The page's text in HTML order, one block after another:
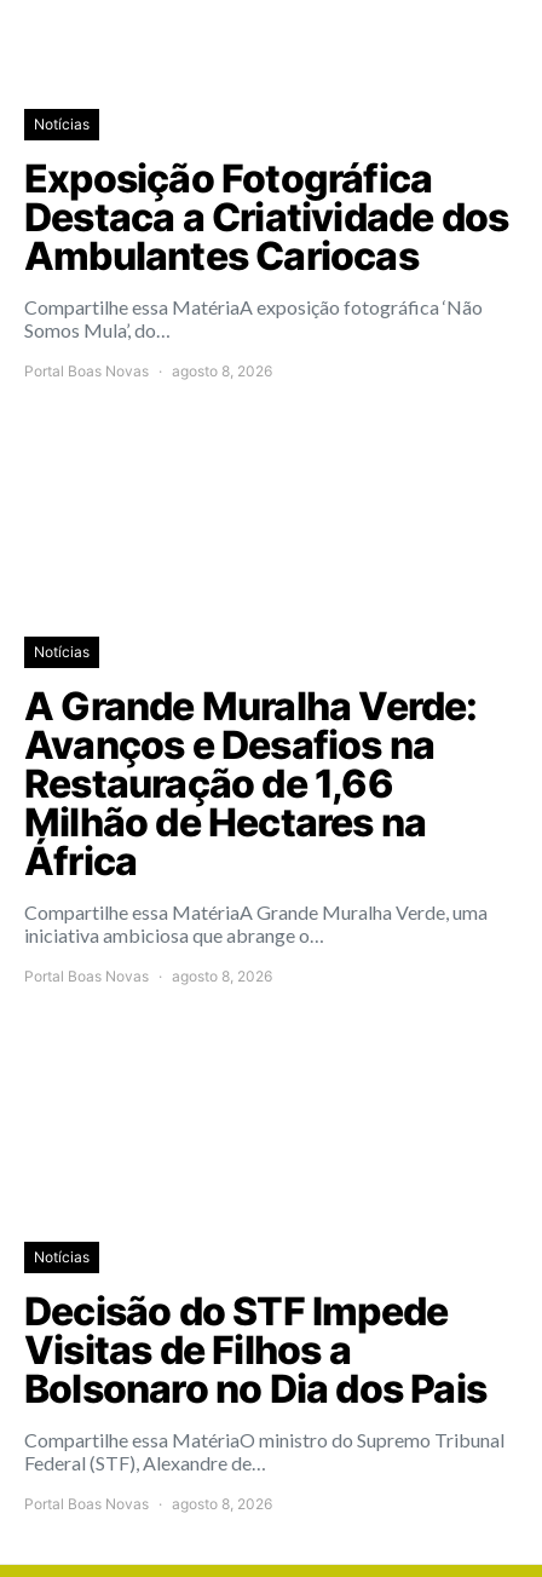
Notícias
Exposição Fotográfica
Destaca a Criatividade dos
Ambulantes Cariocas
Compartilhe essa MatériaA exposição fotográfica ‘Não
Somos Mula’, do…
Portal Boas Novas agosto 8, 2026
Notícias
A Grande Muralha Verde:
Avanços e Desafios na
Restauração de 1,66
Milhão de Hectares na
África
Compartilhe essa MatériaA Grande Muralha Verde, uma
iniciativa ambiciosa que abrange o…
Portal Boas Novas agosto 8, 2026
Notícias
Decisão do STF Impede
Visitas de Filhos a
Bolsonaro no Dia dos Pais
Compartilhe essa MatériaO ministro do Supremo Tribunal
Federal (STF), Alexandre de…
Portal Boas Novas agosto 8, 2026